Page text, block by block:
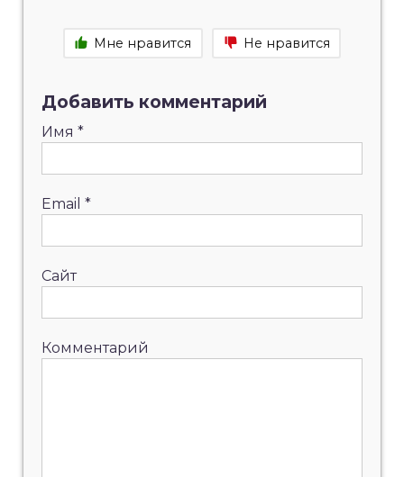
Мне нравится Не нравится
Добавить комментарий
Имя *
Email *
Сайт
Комментарий